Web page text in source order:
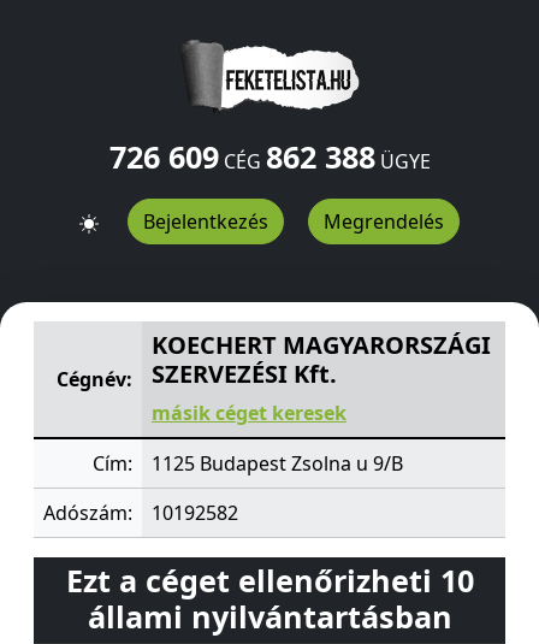
726 609CÉG 862 388ÜGYE
Bejelentkezés Megrendelés
KOECHERT MAGYARORSZÁGI SZERVEZÉSI Kft. Zsolna u
Cégnév:
KOECHERT MAGYARORSZÁGI
SZERVEZÉSI Kft.
másik céget keresek
Cím:
1125 Budapest Zsolna u 9/B
Adószám:
10192582
Ezt a céget ellenőrizheti 10
állami nyilvántartásban